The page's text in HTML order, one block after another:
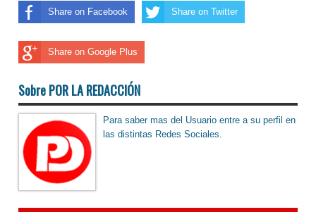
Share on Facebook Share on Twitter
Share on Google Plus
Sobre POR LA REDACCIÓN
Para saber mas del Usuario entre a su perfil en
las distintas Redes Sociales.